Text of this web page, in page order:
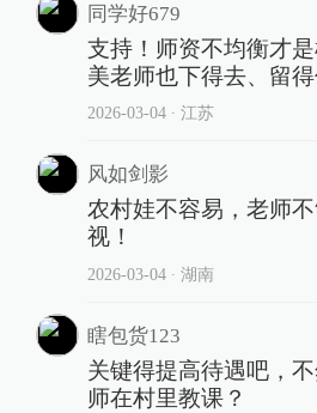
同学好679
支持！师资不均衡才
美老师也下得去、留得
2026-03-04∙ 江苏
风如剑影
农村娃不容易，老师
视！
2026-03-04∙ 湖南
瞎包货123
关键得提高待遇吧，
师在村里教课？